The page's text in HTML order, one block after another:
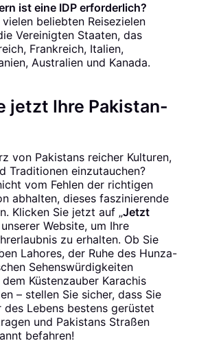
ist eine IDP erforderlich?
beliebten Reisezielen
Vereinigten Staaten, das
Frankreich, Italien,
Australien und Kanada.
jetzt Ihre Pakistan-
von Pakistans reicher Kulturen,
Traditionen einzutauchen?
vom Fehlen der richtigen
abhalten, dieses faszinierende
Klicken Sie jetzt auf „Jetzt
Website, um Ihre
zu erhalten. Ob Sie
Lahores, der Ruhe des Hunza-
Sehenswürdigkeiten
Küstenzauber Karachis
– stellen Sie sicher, dass Sie
Lebens bestens gerüstet
und Pakistans Straßen
befahren!